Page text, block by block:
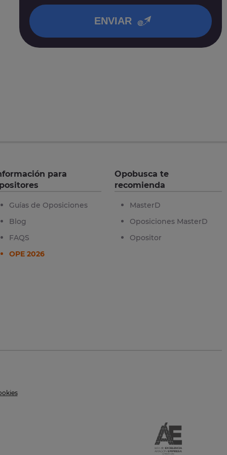
ENVIAR
para
Guías de Oposiciones
Blog
FAQS
OPE 2026
Opobusca te
recomienda
MasterD
Oposiciones MasterD
Opositor